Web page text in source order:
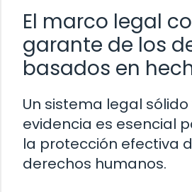
El marco legal
garante de los
basados en
Un sistema legal
evidencia es esencial
la protección efectiva
derechos humanos.